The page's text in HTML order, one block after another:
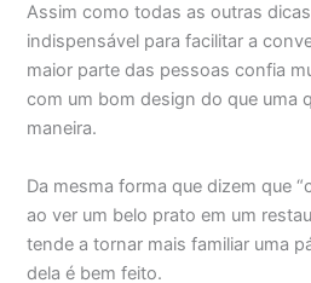
Assim como todas as outras
indispensável para facilitar a
maior parte das pessoas confia
com um bom design do que uma
maneira.
Da mesma forma que dizem que
ao ver um belo prato em um
tende a tornar mais familiar uma
dela é bem feito.